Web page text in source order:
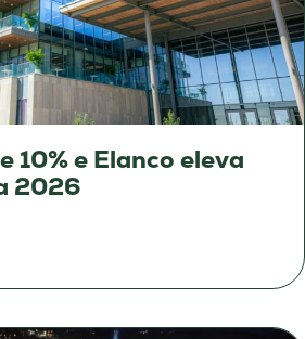
10% e Elanco eleva
2026